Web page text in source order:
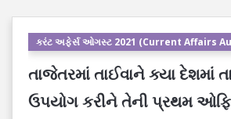
કરંટ અફેર્સ ઓગસ્ટ 2021 (Current Affairs
તાજેતરમાં તાઈવાને ક્યા દેશમાં
ઉપયોગ કરીને તેની પ્રથમ